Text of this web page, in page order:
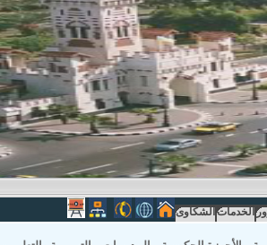
الخدمات الشكاوى